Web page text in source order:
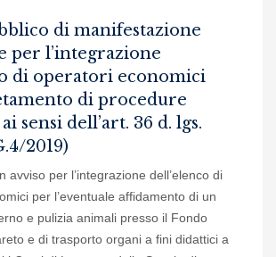
di manifestazione
per l’integrazione
di operatori economici
di procedure
sensi dell’art. 36 d. lgs.
2019)
avviso per l’integrazione dell’elenco di
per l’eventuale affidamento di un
e pulizia animali presso il Fondo
e di trasporto organi a fini didattici a